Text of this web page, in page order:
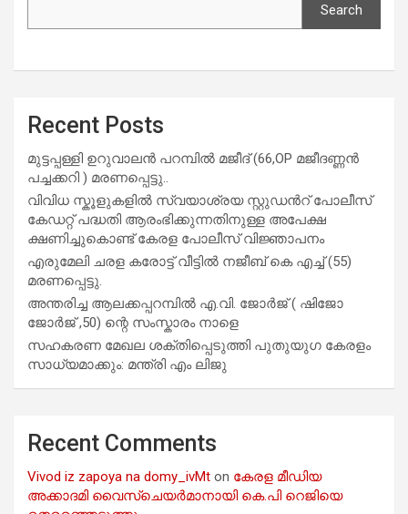
Search
Recent Posts
മുട്ടപ്പള്ളി ഉറുവാലൻ പറമ്പിൽ മജീദ് (66,OP മജീദണ്ണൻ
പച്ചക്കറി ) മരണപ്പെട്ടു..
വിവിധ സ്കൂളുകളില്‍ സ്വയാശ്രയ സ്റ്റുഡന്‍റ് പോലീസ്
കേഡറ്റ് പദ്ധതി ആരംഭിക്കുന്നതിനുള്ള അപേക്ഷ
ക്ഷണിച്ചുകൊണ്ട് കേരള പോലീസ് വിജ്ഞാപനം
എരുമേലി ചരള കരോട്ട് വീട്ടിൽ നജീബ് കെ എച്ച് (55)
മരണപ്പെട്ടു.
അന്തരിച്ച ആ​ല​ക്ക​പ്പ​റമ്പിൽ​ എ.​വി. ജോ​ർ​ജ് ( ഷിജോ
ജോർജ് ,50) ന്റെ സംസ്കാരം നാളെ
സഹകരണ മേഖല ശക്തിപ്പെടുത്തി പുതുയുഗ കേരളം
സാധ്യമാക്കും: മന്ത്രി എം ലിജു
Recent Comments
Vivod iz zapoya na domy_ivMt on കേരള മീഡിയ
അക്കാദമി വൈസ്ചെയർമാനായി കെ.പി റെജിയെ